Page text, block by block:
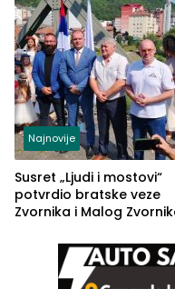
Najnovije
Susret „Ljudi i mostovi“
potvrdio bratske veze
Zvornika i Malog